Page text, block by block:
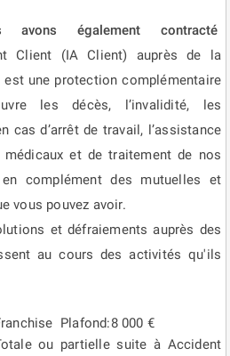
avons également contracté
Client (IA Client) auprès de la
est une protection complémentaire
les décès, l’invalidité, les
cas d’arrêt de travail, l’assistance
et de traitement de nos
complément des mutuelles et
vous pouvez avoir.
et défraiements auprès des
au cours des activités qu'ils
Plafond:8 000 €
ou partielle suite à Accident